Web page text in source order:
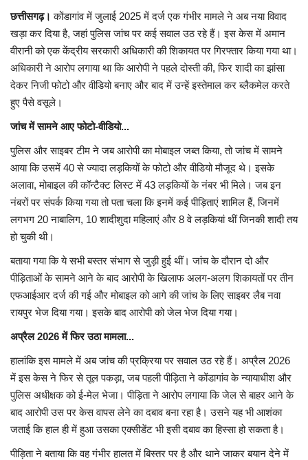
लाइफस्टाइल
खेल
ब्रेकिंग न्यूज़
व्यापार
टेक न्यूज़
छत्तीसगढ़। कोंडागांव में जुलाई 2025 में दर्ज एक गंभीर मामले ने अब नया विवाद
खड़ा कर दिया है, जहां पुलिस जांच पर कई सवाल उठ रहे हैं। इस केस में अमान
वीरानी को एक केंद्रीय सरकारी अधिकारी की शिकायत पर गिरफ्तार किया गया था।
अधिकारी ने आरोप लगाया था कि आरोपी ने पहले दोस्ती की, फिर शादी का झांसा
देकर निजी फोटो और वीडियो बनाए और बाद में उन्हें इस्तेमाल कर ब्लैकमेल करते
हुए पैसे वसूले।
जांच में सामने आए फोटो-वीडियो...
पुलिस और साइबर टीम ने जब आरोपी का मोबाइल जब्त किया, तो जांच में सामने
आया कि उसमें 40 से ज्यादा लड़कियों के फोटो और वीडियो मौजूद थे। इसके
अलावा, मोबाइल की कॉन्टैक्ट लिस्ट में 43 लड़कियों के नंबर भी मिले। जब इन
नंबरों पर संपर्क किया गया तो पता चला कि इनमें कई पीड़िताएं शामिल हैं, जिनमें
लगभग 20 नाबालिग, 10 शादीशुदा महिलाएं और 8 वे लड़कियां थीं जिनकी शादी तय
हो चुकी थी।
बताया गया कि ये सभी बस्तर संभाग से जुड़ी हुई थीं। जांच के दौरान दो और
पीड़िताओं के सामने आने के बाद आरोपी के खिलाफ अलग-अलग शिकायतों पर तीन
एफआईआर दर्ज की गई और मोबाइल को आगे की जांच के लिए साइबर लैब नवा
रायपुर भेज दिया गया। इसके बाद आरोपी को जेल भेज दिया गया।
अप्रैल 2026में फिर उठा मामला...
हालांकि इस मामले में अब जांच की प्रक्रिया पर सवाल उठ रहे हैं। अप्रैल 2026
में इस केस ने फिर से तूल पकड़ा, जब पहली पीड़िता ने कोंडागांव के न्यायाधीश और
पुलिस अधीक्षक को ई-मेल भेजा। पीड़िता ने आरोप लगाया कि जेल से बाहर आने के
बाद आरोपी उस पर केस वापस लेने का दबाव बना रहा है। उसने यह भी आशंका
जताई कि हाल ही में हुआ उसका एक्सीडेंट भी इसी दबाव का हिस्सा हो सकता है।
पीड़िता ने बताया कि वह गंभीर हालत में बिस्तर पर है और थाने जाकर बयान देने में